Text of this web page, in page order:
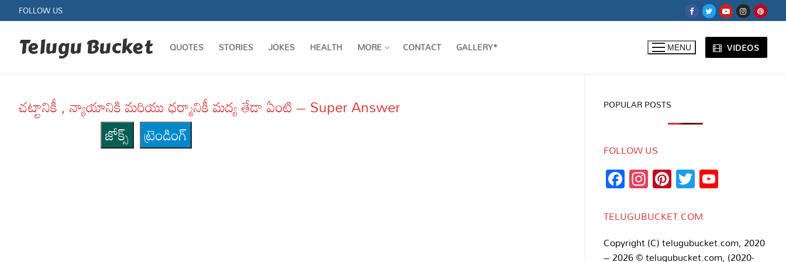
to
content
FOLLOW US
Telugu Bucket QUOTES STORIES JOKES HEALTH MORE CONTACT GALLERY* MENU VIDEOS
చట్టానికీ , న్యాయానికి మరియు ధర్మానికీ మద్య తేడా ఏంటి – Super Answer
జోక్స్
ట్రెండింగ్
POPULAR POSTS
FOLLOW US
Facebook
Instagram
Pinterest
Twitter
TELUGUBUCKET.COM
Copyright (C) telugubucket.com, 2020
– 2026 © telugubucket.com, (2020-